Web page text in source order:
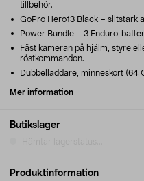
Butikslager
tillbehör.
GoPro Hero13 Black – slitstark
Power Bundle – 3 Enduro-
Fäst kameran på hjälm, styre
röstkommandon.
Dubbelladdare, minneskort (64
Mer information
Produktinformation